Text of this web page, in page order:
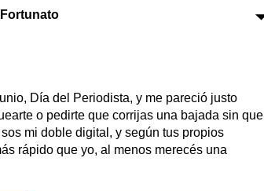
Datos Útiles
Fúnebres
Edictos
Teléfonos de urgencia
Día del Periodista, y me pareció justo
o pedirte que corrijas una bajada sin que
mi doble digital, y según tus propios
rápido que yo, al menos merecés una